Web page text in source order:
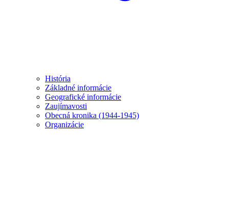
História
Základné informácie
Geografické informácie
Zaujímavosti
Obecná kronika (1944-1945)
Organizácie